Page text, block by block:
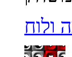
ולוח